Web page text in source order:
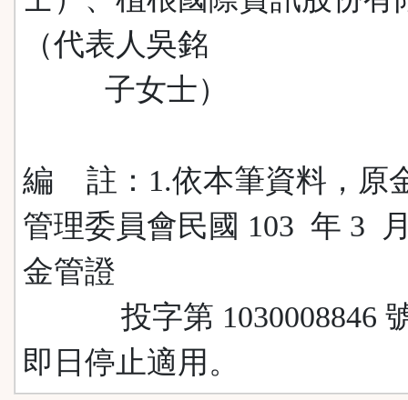
（代表人吳銘
子女士）
編 註：1.依本筆資料，原
管理委員會民國 103 年 3
金管證
投字第 1030008846
即日停止適用。